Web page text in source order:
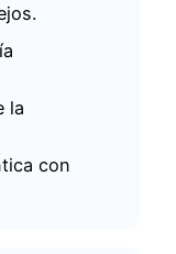
la
con